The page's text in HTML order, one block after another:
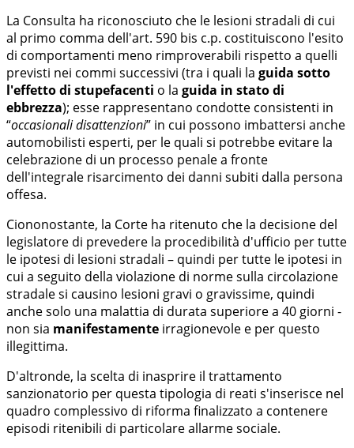
La Consulta ha riconosciuto che le lesioni stradali di cui
al primo comma dell'art. 590 bis c.p. costituiscono l'esito
di comportamenti meno rimproverabili rispetto a quelli
previsti nei commi successivi (tra i quali la guida sotto
l'effetto di stupefacenti o la guida in stato di
ebbrezza); esse rappresentano condotte consistenti in
“occasionali disattenzioni” in cui possono imbattersi anche
automobilisti esperti, per le quali si potrebbe evitare la
celebrazione di un processo penale a fronte
dell'integrale risarcimento dei danni subiti dalla persona
offesa.
Ciononostante, la Corte ha ritenuto che la decisione del
legislatore di prevedere la procedibilità d'ufficio per tutte
le ipotesi di lesioni stradali – quindi per tutte le ipotesi in
cui a seguito della violazione di norme sulla circolazione
stradale si causino lesioni gravi o gravissime, quindi
anche solo una malattia di durata superiore a 40 giorni -
non sia manifestamente irragionevole e per questo
illegittima.
D'altronde, la scelta di inasprire il trattamento
sanzionatorio per questa tipologia di reati s'inserisce nel
quadro complessivo di riforma finalizzato a contenere
episodi ritenibili di particolare allarme sociale.